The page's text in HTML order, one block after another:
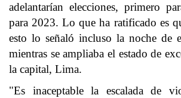
adelantarían elecciones, primero
para 2023. Lo que ha ratificado es
esto lo señaló incluso la noche de
mientras se ampliaba el estado de
la capital, Lima.
"Es inaceptable la escalada de